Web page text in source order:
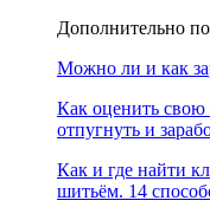
Дополнительно
Можно ли и как
Как оценить свою
отпугнуть и
Как и где найти
шитьём. 14